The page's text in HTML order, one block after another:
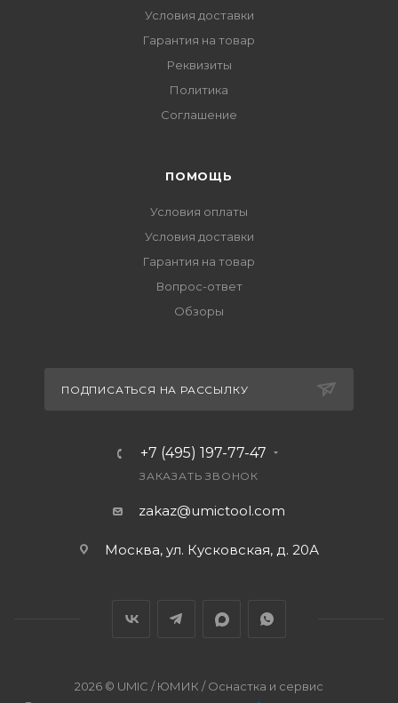
Условия доставки
Гарантия на товар
Реквизиты
Политика
Соглашение
ПОМОЩЬ
Условия оплаты
Условия доставки
Гарантия на товар
Вопрос-ответ
Обзоры
ПОДПИСАТЬСЯ НА РАССЫЛКУ
+7 (495) 197-77-47
ЗАКАЗАТЬ ЗВОНОК
zakaz@umictool.com
Москва, ул. Кусковская, д. 20А
2026 © UMIC / ЮМИК / Оснастка и сервис